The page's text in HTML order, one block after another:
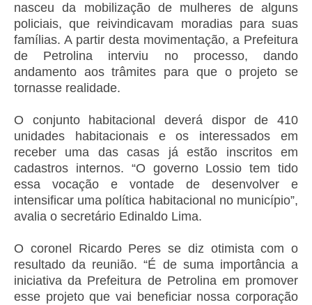
nasceu da mobilização de mulheres de alguns
policiais, que reivindicavam moradias para suas
famílias. A partir desta movimentação, a Prefeitura
de Petrolina interviu no processo, dando
andamento aos trâmites para que o projeto se
tornasse realidade.
O conjunto habitacional deverá dispor de 410
unidades habitacionais e os interessados em
receber uma das casas já estão inscritos em
cadastros internos. “O governo Lossio tem tido
essa vocação e vontade de desenvolver e
intensificar uma política habitacional no município”,
avalia o secretário Edinaldo Lima.
O coronel Ricardo Peres se diz otimista com o
resultado da reunião. “É de suma importância a
iniciativa da Prefeitura de Petrolina em promover
esse projeto que vai beneficiar nossa corporação